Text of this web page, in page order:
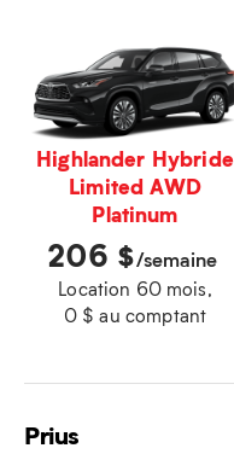
Highlander Hybride
Limited AWD
Platinum
206 $/semaine
Location 60 mois,
0 $ au comptant
Prius